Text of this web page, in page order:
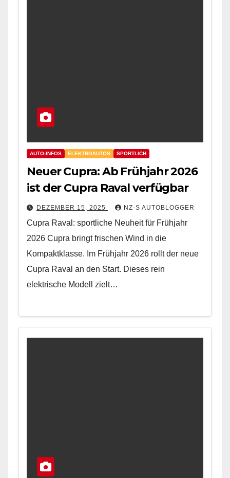
AUTO-INFOS ELEKTROAUTOS SPORTLICH
Neuer Cupra: Ab Frühjahr 2026
ist der Cupra Raval verfügbar
DEZEMBER 15, 2025 NZ-S AUTOBLOGGER
Cupra Raval: sportliche Neuheit für Frühjahr
2026 Cupra bringt frischen Wind in die
Kompaktklasse. Im Frühjahr 2026 rollt der neue
Cupra Raval an den Start. Dieses rein
elektrische Modell zielt…